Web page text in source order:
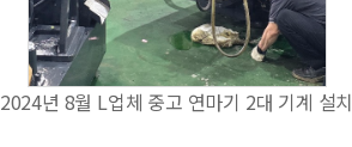
2024년 8월 L업체 중고 연마기 2대 기계 설치